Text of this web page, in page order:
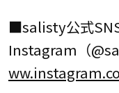
■salisty公式
Instagram（